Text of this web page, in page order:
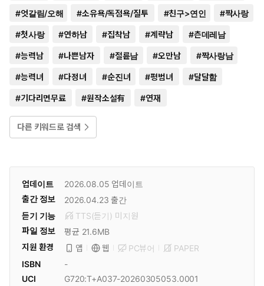
#엇갈림/오해 #소유욕/독점욕/질투 #친구>연인 #짝사랑
#첫사랑 #연하남 #집착남 #계략남 #츤데레남
#능력남 #나쁜남자 #절륜남 #오만남 #짝사랑남
#능력녀 #다정녀 #순진녀 #평범녀 #달달함
#기다리면무료 #원작소설有 #연재
다른 키워드로 검색
업데이트 2026.08.05 업데이트
출간 정보
2026.04.23 출간
듣기 기능
TTS(듣기) 미 지원
파일 정보
평균 21.6MB
지원 환경
앱 웹 PC뷰어
PAPER
ISBN
-
UCI
G720:T+A037-20260305053.0001